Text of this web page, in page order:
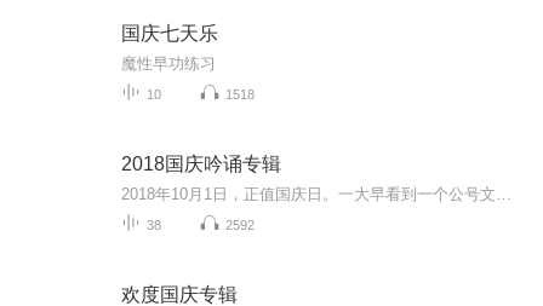
国庆七天乐
魔性早功练习
10 1518
2018国庆吟诵专辑
38 2592
欢度国庆专辑